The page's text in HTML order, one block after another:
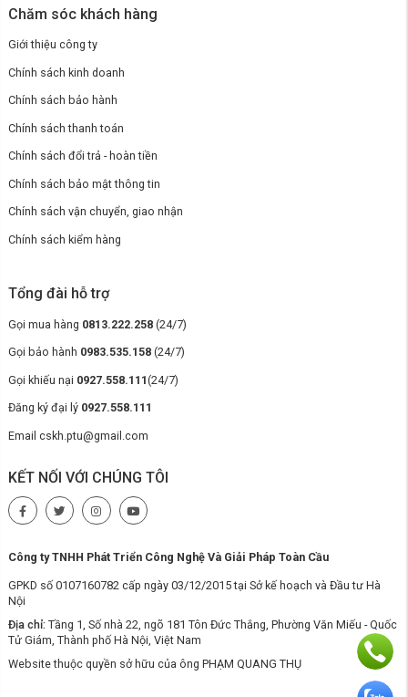
Chăm sóc khách hàng
Giới thiệu công ty
Chính sách kinh doanh
Chính sách bảo hành
Chính sách thanh toán
Chính sách đổi trả - hoàn tiền
Chính sách bảo mật thông tin
Chính sách vận chuyển, giao nhận
Chính sách kiểm hàng
Tổng đài hỗ trợ
Gọi mua hàng 0813.222.258 (24/7)
Gọi bảo hành 0983.535.158 (24/7)
Gọi khiếu nại 0927.558.111(24/7)
Đăng ký đại lý 0927.558.111
Email cskh.ptu@gmail.com
KẾT NỐI VỚI CHÚNG TÔI
Công ty TNHH Phát Triển Công Nghệ Và Giải Pháp Toàn Cầu
GPKD số 0107160782 cấp ngày 03/12/2015 tại Sở kế hoạch và Đầu tư Hà
Nội
Địa chỉ: Tầng 1, Số nhà 22, ngõ 181 Tôn Đức Thắng, Phường Văn Miếu - Quốc
Tử Giám, Thành phố Hà Nội, Việt Nam
Website thuộc quyền sở hữu của ông PHẠM QUANG THỤ